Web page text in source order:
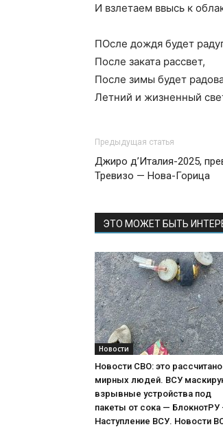
И взлетаем ввысь к
ПОсле дождя будет
После заката рассвет,
После зимы будет
Летний и жизненный
Предыдущая статья
Джиро д’Италия-2025,
Тревизо — Нова-Горица
ЭТО МОЖЕТ БЫТЬ
Новости
Новости СВО: это
мирных людей. ВСУ
взрывные устройства под
пакеты от сока — БлокнотРУ
Наступление ВСУ. Новости